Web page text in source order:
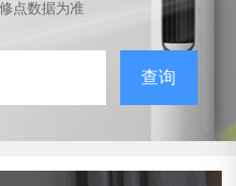
点数据为准
查询